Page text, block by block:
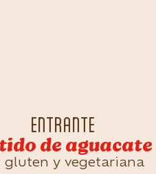
ENTRANTE
de aguacate
gluten y vegetariana